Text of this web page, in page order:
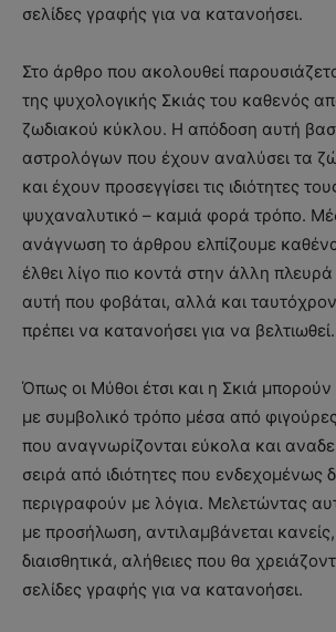
σελίδες γραφής για να κατανοήσει.
Στο άρθρο που ακολουθεί
της ψυχολογικής Σκιάς του καθενός
ζωδιακού κύκλου. Η απόδοση αυτή
αστρολόγων που έχουν αναλύσει τα
και έχουν προσεγγίσει τις ιδιότητες
ψυχαναλυτικό – καμιά φορά τρόπο.
ανάγνωση το άρθρου ελπίζουμε
έλθει λίγο πιο κοντά στην άλλη
αυτή που φοβάται, αλλά και
πρέπει να κατανοήσει για να βελτιωθεί.
Όπως οι Μύθοι έτσι και η Σκιά
με συμβολικό τρόπο μέσα από
που αναγνωρίζονται εύκολα και
σειρά από ιδιότητες που ενδεχομένως
περιγραφούν με λόγια. Μελετώντας
με προσήλωση, αντιλαμβάνεται
διαισθητικά, αλήθειες που θα
σελίδες γραφής για να κατανοήσει.